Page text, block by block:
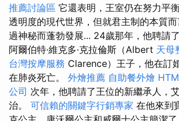
推薦討論區 它還表明，王室仍在努力平
透明度的現代世界，但就君主制的本質
過神秘而蓬勃發展... 24歲那年，他聘請
阿爾伯特·維克多·克拉倫斯（Albert 天母
台灣按摩服務 Clarence）王子，他在訂
在肺炎死亡。 外燴推薦 自助餐外燴
公司 次年，他聘請了王位的新繼承人，
治。 可信賴的關鍵字行銷專家 在他來到